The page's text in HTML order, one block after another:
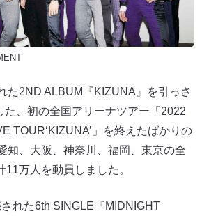
た2ND ALBUM『KIZUNA』を引っさ
た、初の全国アリーナツアー「2022
TOUR‘KIZUNA’」を終えたばかりの
知、大阪、神奈川、福岡、東京の全
万人を動員しました。
れた6th SINGLE『MIDNIGHT